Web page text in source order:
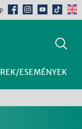
ESEMÉNYEK